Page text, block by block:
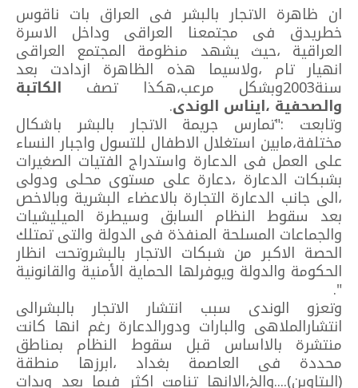
ان ظاهرة الاتجار بالبشر فى العراق بات ناقوس
خطريدق فى مجتمعنا العراقى وداخل الاسرة
العراقية ،حيث يشهد منظومة المجتمع العراقى
انهيار تام ،ولاسيما هذه الظاهرة ازدادت بعد
سنة2003وبشكل مرعب،هكذا تصف الكاتبة
والصحفية ،ايناس الوندى.
وتابعت :"تمارس جريمة الاتجار بالبشر باشكال
مختلفة،مابين استغلال الاطفال للتسول واجبار النساء
على العمل فى الدعارة واستدراج الفتيات الصغيرات
بشبكات الدعارة ،دعارة على مستوى محلى ودولى
،الى جانب الدعارة التجارة بالاعضاء البشرية وبالاخص
بعد سقوط النظام السابق وسيطرة الميليشيات
والجماعات المسلحة المنفذة فى الدولة والتى تمتلك
الحصة الاكبر من شبكات الاتجار بالبشروتحت انظار
الحكومة والدولة ويوفرلها الحماية الأمنية والقانونية
".
وتعزو الوندى سبب انتشار الاتجار بالبشرالى
انتشارالملاهى والبارات ودورالدعارة رغم انها كانت
منتشرة بالااساس قبل سقوط النظام بمناطق
محددة فى العاصمة بغداد ،ابرزها منطقة
(البتاوين)....والخ،الاانها تنامت اكثر فيما بعد وبدات